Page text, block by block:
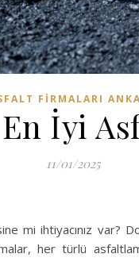
FIRMALARI
İyi
11/01/2025
mi ihtiyacınız var?
her türlü